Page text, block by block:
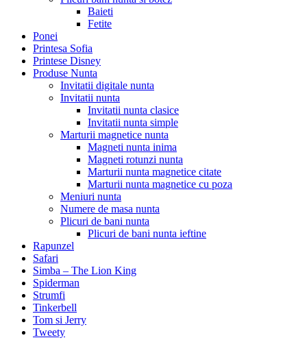
Baieti
Fetite
Ponei
Printesa Sofia
Printese Disney
Produse Nunta
Invitatii digitale nunta
Invitatii nunta
Invitatii nunta clasice
Invitatii nunta simple
Marturii magnetice nunta
Magneti nunta inima
Magneti rotunzi nunta
Marturii nunta magnetice citate
Marturii nunta magnetice cu poza
Meniuri nunta
Numere de masa nunta
Plicuri de bani nunta
Plicuri de bani nunta ieftine
Rapunzel
Safari
Simba – The Lion King
Spiderman
Strumfi
Tinkerbell
Tom si Jerry
Tweety